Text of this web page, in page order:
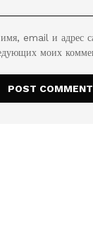
email и адрес
моих